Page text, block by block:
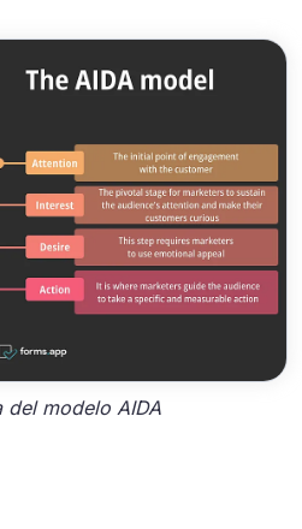
del modelo AIDA